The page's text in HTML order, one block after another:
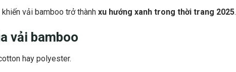
vải bamboo trở thành xu hướng xanh trong thời trang 2025.
vải bamboo
hay polyester.